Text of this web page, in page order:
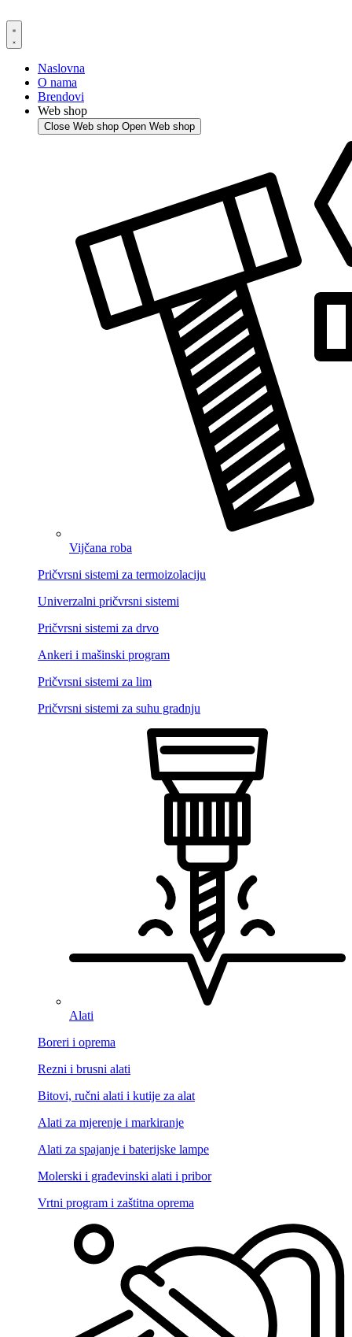
to
content
Naslovna
O nama
Brendovi
Web shop
Close Web shop Open Web shop
Vijčana roba
Pričvrsni sistemi za termoizolaciju
Univerzalni pričvrsni sistemi
Pričvrsni sistemi za drvo
Ankeri i mašinski program
Pričvrsni sistemi za lim
Pričvrsni sistemi za suhu gradnju
Alati
Boreri i oprema
Rezni i brusni alati
Bitovi, ručni alati i kutije za alat
Alati za mjerenje i markiranje
Alati za spajanje i baterijske lampe
Molerski i građevinski alati i pribor
Vrtni program i zaštitna oprema